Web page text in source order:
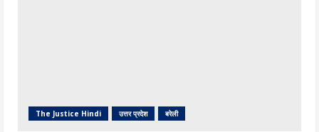
The Justice Hindi उत्तर प्रदेश बरेली